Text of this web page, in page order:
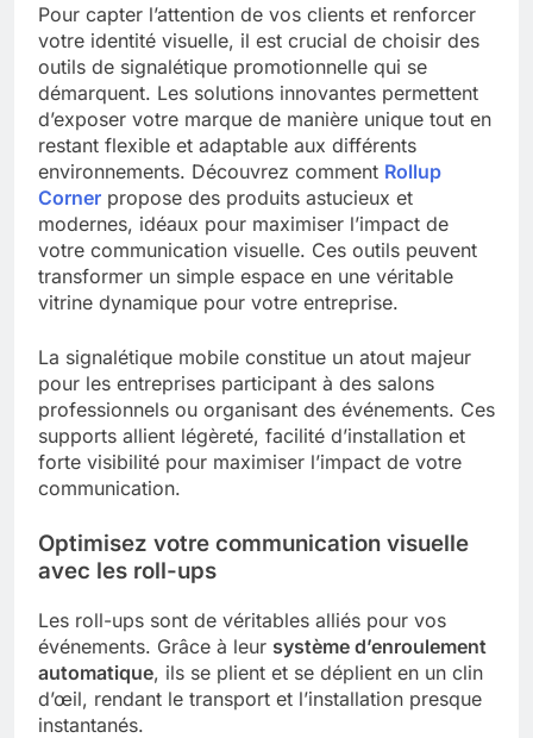
connaître
5 Mois Ago
Découvrir pourquoi des trous dans le
jardin sans monticule apparaissent et
comment les traiter
5 Mois Ago
Pour capter l’attention de vos clients et renforcer
votre identité visuelle, il est crucial de choisir des
outils de signalétique promotionnelle qui se
démarquent. Les solutions innovantes permettent
d’exposer votre marque de manière unique tout en
restant flexible et adaptable aux différents
environnements. Découvrez comment Rollup
Corner propose des produits astucieux et
modernes, idéaux pour maximiser l’impact de
votre communication visuelle. Ces outils peuvent
transformer un simple espace en une véritable
vitrine dynamique pour votre entreprise.
La signalétique mobile constitue un atout majeur
pour les entreprises participant à des salons
professionnels ou organisant des événements. Ces
supports allient légèreté, facilité d’installation et
forte visibilité pour maximiser l’impact de votre
communication.
Optimisez votre communication visuelle
avec les roll-ups
Les roll-ups sont de véritables alliés pour vos
événements. Grâce à leur système d’enroulement
automatique, ils se plient et se déplient en un clin
d’œil, rendant le transport et l’installation presque
instantanés.